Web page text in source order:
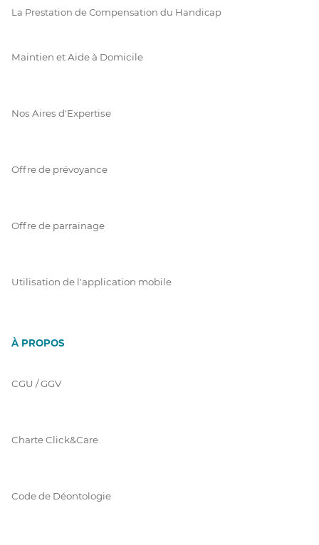
La Prestation de Compensation du Handicap
Maintien et Aide à Domicile
Nos Aires d'Expertise
Offre de prévoyance
Offre de parrainage
Utilisation de l'application mobile
À PROPOS
CGU / GGV
Charte Click&Care
Code de Déontologie